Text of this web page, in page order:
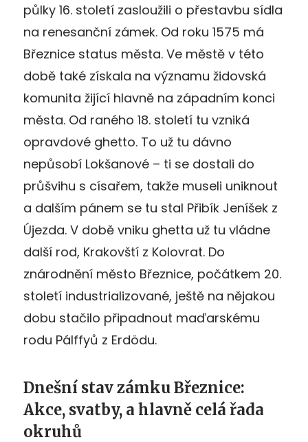
půlky 16. století zasloužili o přestavbu sídla
na renesanční zámek. Od roku 1575 má
Březnice status města. Ve městě v této
době také získala na významu židovská
komunita žijící hlavně na západním konci
města. Od raného 18. století tu vzniká
opravdové ghetto. To už tu dávno
nepůsobí Lokšanové – ti se dostali do
průšvihu s císařem, takže museli uniknout
a dalším pánem se tu stal Přibík Jeníšek z
Újezda. V době vniku ghetta už tu vládne
další rod, Krakovští z Kolovrat. Do
znárodnění město Březnice, počátkem 20.
století industrializované, ještě na nějakou
dobu stačilo připadnout maďarskému
rodu Pálffyů z Erdödu.
Dnešní stav zámku Březnice:
Akce, svatby, a hlavně celá řada
okruhů